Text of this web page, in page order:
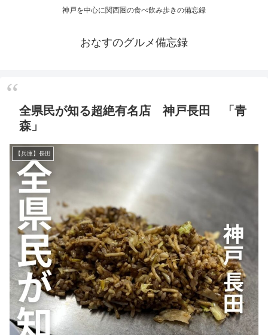
神戸を中心に関西圏の食べ飲み歩きの備忘録
おなすのグルメ備忘録
全県民が知る超絶有名店 神戸長田 「青
森」
【兵庫】長田